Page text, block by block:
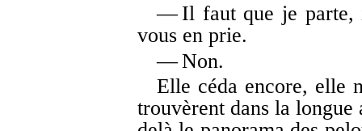
— Il faut que je
vous en prie.
— Non.
Elle céda encore, elle
trouvèrent dans la longue